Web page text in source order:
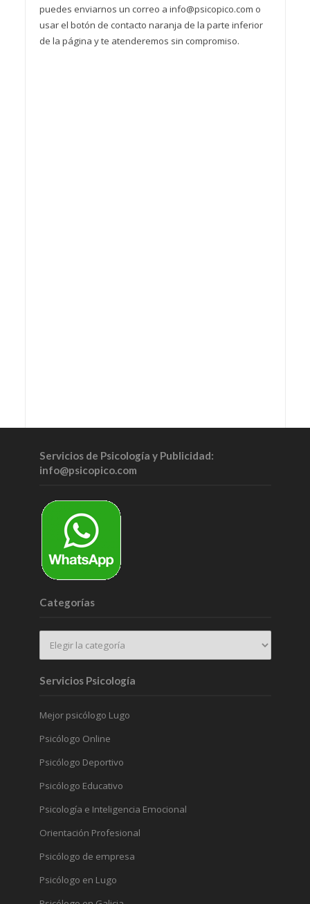
puedes enviarnos un correo a info@psicopico.com o
usar el botón de contacto naranja de la parte inferior
de la página y te atenderemos sin compromiso.
Servicios de Psicología y Publicidad:
info@psicopico.com
Categorías
Servicios Psicología
Mejor psicólogo Lugo
Psicólogo Online
Psicólogo Deportivo
Psicólogo Educativo
Psicología e Inteligencia Emocional
Orientación Profesional
Psicólogo de empresa
Psicólogo en Lugo